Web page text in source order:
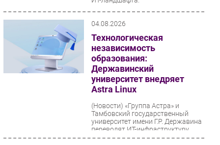
IT класс
Тестовый стенд
Каталог компаний
04.08.2026
Технологическая
независимость
образования:
Державинский
университет внедряет
Astra Linux
(Новости) «Группа Астра» и
Тамбовский государственный
университет имени Г.Р. Державина
переводят ИТ-инфраструктуру
вуза на отечественную